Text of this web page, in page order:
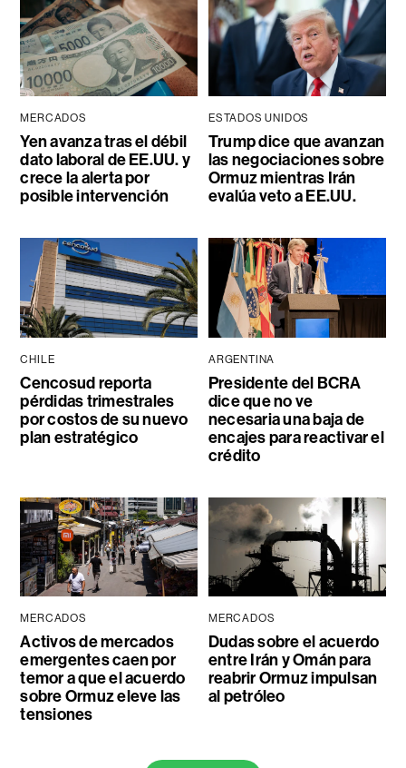
MERCADOS
Yen avanza tras el débil
dato laboral de EE.UU. y
crece la alerta por
posible intervención
ESTADOS UNIDOS
Trump dice que avanzan
las negociaciones sobre
Ormuz mientras Irán
evalúa veto a EE.UU.
CHILE
Cencosud reporta
pérdidas trimestrales
por costos de su nuevo
plan estratégico
ARGENTINA
Presidente del BCRA
dice que no ve
necesaria una baja de
encajes para reactivar el
crédito
MERCADOS
Activos de mercados
emergentes caen por
temor a que el acuerdo
sobre Ormuz eleve las
tensiones
MERCADOS
Dudas sobre el acuerdo
entre Irán y Omán para
reabrir Ormuz impulsan
al petróleo